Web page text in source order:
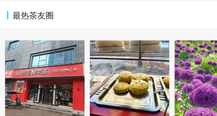
最热茶友圈